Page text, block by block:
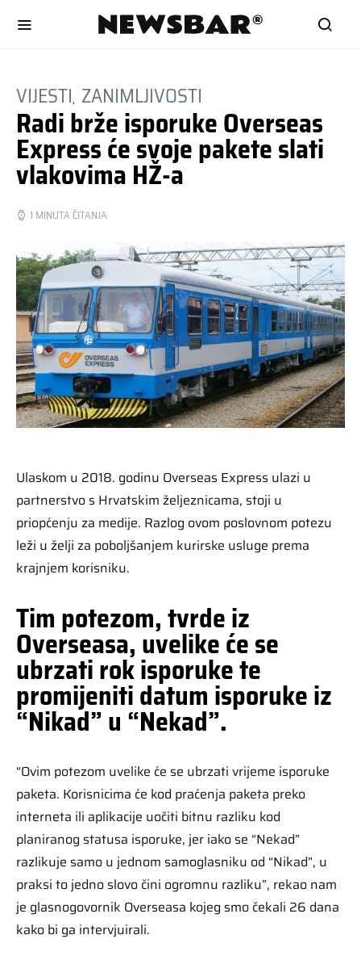
VIJESTI ZANIMLJIVOSTI
Radi brže isporuke Overseas
Express će svoje pakete slati
vlakovima HŽ-a
1 MINUTA ČITANJA
Ulaskom u 2018. godinu Overseas Express ulazi u
partnerstvo s Hrvatskim željeznicama, stoji u
priopćenju za medije. Razlog ovom poslovnom potezu
leži u želji za poboljšanjem kurirske usluge prema
krajnjem korisniku.
Tim potezom, tvrde iz
Overseasa, uvelike će se
ubrzati rok isporuke te
promijeniti datum isporuke iz
“Nikad” u “Nekad”.
“Ovim potezom uvelike će se ubrzati vrijeme isporuke
paketa. Korisnicima će kod praćenja paketa preko
interneta ili aplikacije uočiti bitnu razliku kod
planiranog statusa isporuke, jer iako se “Nekad”
razlikuje samo u jednom samoglasniku od “Nikad”, u
praksi to jedno slovo čini ogromnu razliku”, rekao nam
je glasnogovornik Overseasa kojeg smo čekali 26 dana
kako bi ga intervjuirali.